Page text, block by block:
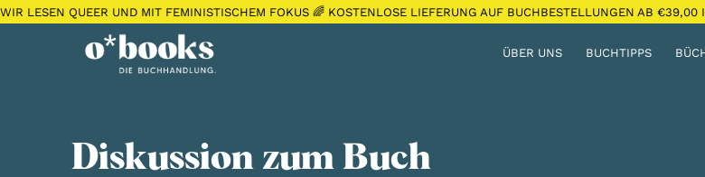
WIR LESEN QUEER UND MIT FEMINISTISCHEM FOKUS 🌈 KOSTENLOSE LIEFERUNG AUF BUCHBESTELLUNGEN AB
ÜBER UNS BUCHTIPPS
Diskussion zum Buch